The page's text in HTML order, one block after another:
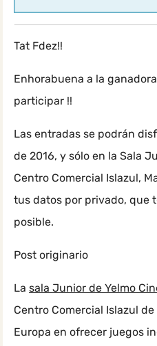
Tat Fdez!!
Enhorabuena a la
participar !!
Las entradas se podrán
de 2016, y sólo en la Sala
Centro Comercial Islazul,
tus datos por privado, que
posible.
Post originario
La sala Junior de Yelmo
Centro Comercial Islazul
Europa en ofrecer juegos